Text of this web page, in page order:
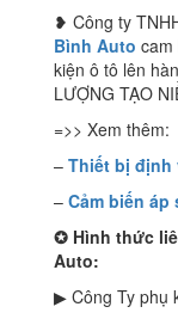
❥ Công ty
Bình Auto cam
kiện ô tô lên
LƯỢNG TẠO
=>> Xem thêm:
– Thiết bị định
– Cảm biến áp
✪ Hình thức
Auto:
▶ Công Ty phụ